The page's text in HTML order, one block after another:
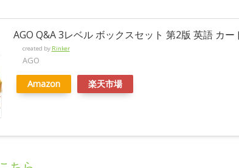
AGO Q&A 3レベル ボックスセット 第2版 英語 カ
created by Rinker
AGO
Amazon 楽天市場